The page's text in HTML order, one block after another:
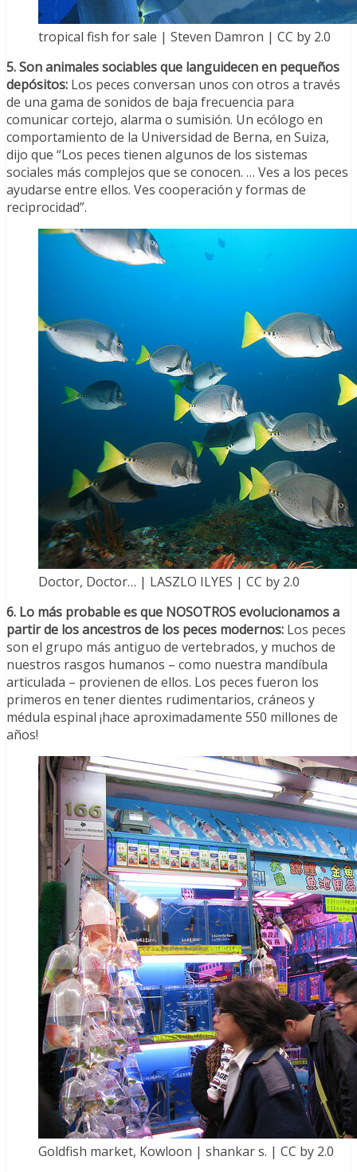
tropical fish for sale | Steven Damron | CC by 2.0
5. Son animales sociables que languidecen en pequeños
depósitos: Los peces conversan unos con otros a través
de una gama de sonidos de baja frecuencia para
comunicar cortejo, alarma o sumisión. Un ecólogo en
comportamiento de la Universidad de Berna, en Suiza,
dijo que “Los peces tienen algunos de los sistemas
sociales más complejos que se conocen. … Ves a los peces
ayudarse entre ellos. Ves cooperación y formas de
reciprocidad”.
Doctor, Doctor… | LASZLO ILYES | CC by 2.0
6. Lo más probable es que NOSOTROS evolucionamos a
partir de los ancestros de los peces modernos: Los peces
son el grupo más antiguo de vertebrados, y muchos de
nuestros rasgos humanos – como nuestra mandíbula
articulada – provienen de ellos. Los peces fueron los
primeros en tener dientes rudimentarios, cráneos y
médula espinal ¡hace aproximadamente 550 millones de
años!
Goldfish market, Kowloon | shankar s. | CC by 2.0